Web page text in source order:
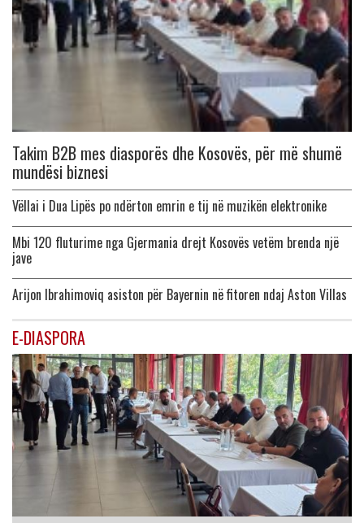
Takim B2B mes diasporës dhe Kosovës, për më shumë
mundësi biznesi
Vëllai i Dua Lipës po ndërton emrin e tij në muzikën elektronike
Mbi 120 fluturime nga Gjermania drejt Kosovës vetëm brenda një
jave
Arijon Ibrahimoviq asiston për Bayernin në fitoren ndaj Aston Villas
E-DIASPORA